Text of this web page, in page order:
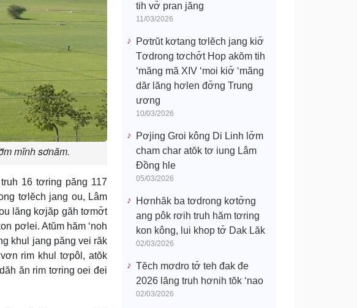
mĭnh sơnăm.
16 tơring păng 117
tơlĕch jang ou, Lâm
lăng kơjăp găh tơmơ̆t
pơlei. Atŭm hăm ‘noh
khul jang păng vei răk
rim khul tơpôl, atŏk
ăn rim tơring oei đei
tih vơ̆ pran jăng
11/03/2026
Pơtrŭt kơtang tơlĕch jang kiơ̆
Tơdrong tơchơ̆t Hop akŏm tih
‘măng mă XIV ‘moi kiơ̆ ‘măng
dăr lăng hơlen đơ̆ng Trung
ương
10/03/2026
Pơjing Groi kông Di Linh lơ̆m
cham char atŏk tơ iung Lâm
Đồng hle
05/03/2026
Hơnhăk ba tơdrong kơtơ̆ng
ang pôk rơih truh hăm tơring
kon kông, lui khop tơ̆ Dak Lăk
02/03/2026
Tĕch mơdro tơ̆ teh đak đe
2026 lăng truh hơnih tŏk ‘nao
02/03/2026